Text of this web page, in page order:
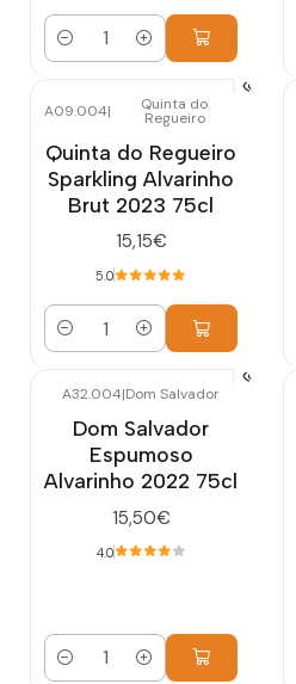
Cantidad
A09.004| Quinta do
Regueiro
Quinta do Regueiro
Sparkling Alvarinho
Brut 2023 75cl
15,15€
5.0
Cantidad
A32.004|Dom Salvador
Dom Salvador
Espumoso
Alvarinho 2022 75cl
15,50€
4.0
Cantidad